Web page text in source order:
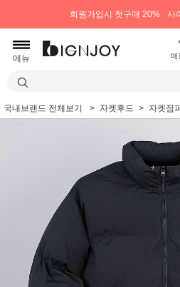
회원가입시 첫구매 20% 사
메뉴 매
국내브랜드 전체보기 자켓후드 자켓점